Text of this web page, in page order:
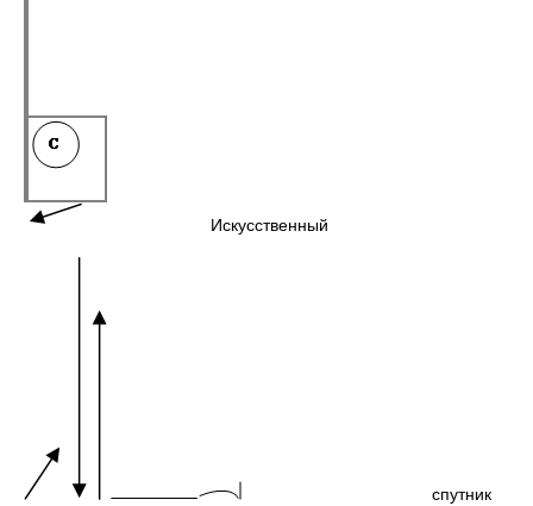
Искусственный
спутник